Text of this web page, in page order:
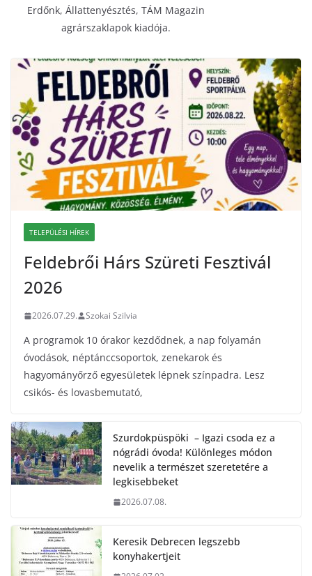
Erdőnk, Állattenyésztés, TÁM Magazin
agrárszaklapok kiadója.
TELEPÜLÉSI HÍREK
Feldebrői Hárs Szüreti Fesztivál
2026
2026.07.29. Szokai Szilvia
A programok 10 órakor kezdődnek, a nap folyamán
óvodások, néptánccsoportok, zenekarok és
hagyományőrző egyesületek lépnek színpadra. Lesz
csikós- és lovasbemutató,
Szurdokpüspöki – Igazi csoda ez a
nógrádi óvoda! Különleges módon
nevelik a természet szeretetére a
legkisebbeket
2026.07.08.
Keresik Debrecen legszebb
konyhakertjeit